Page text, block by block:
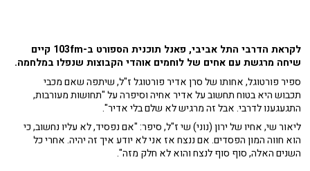
לקראת הדרבי התל אביבי, פאנל תוכנית הספורט ב-103fm קיים
שיחה מרגשת עם אחים של לוחמים אוהדי הקבוצות שנפלו במלחמה.
ספיר פורטוגל, אחותו של סרן אדיר פורטוגל ז"ל, שיתפה שאם מכבי
תכבוש היא בטוח תחשוב על אדיר אחיה וסיפרה על "תחושות מעורבות,
התגעגענו לדרבי. אבל זה מרגיש לא שלם בלי אדיר".
ליאור שי, אחיו של ירון (נוני) שי ז"ל, סיפר: "אם נפסיד, לא עליו נחשוב, כי
הוא חווה המון הפסדים. אם ננצח אז אני לא יודע איך זה יהיה. אחרי כל
השנים האלה, סוף סוף לנצח והוא לא חלק מזה".